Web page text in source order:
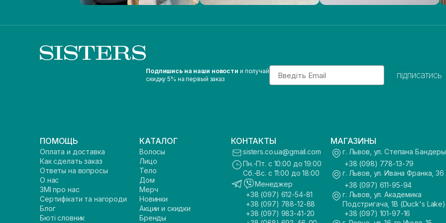
Подпишись на наши новости и получай
скидку 5% на первый заказ
Email
підписатись
ПОМОЩЬ
Оплата и доставка
Как сделать заказ
Ответы на вопросы
О нас
ЗМІ про нас
Сертифікати та нагороди
Блог
Бюті словник
КАТАЛОГ
Волосы
Лицо
Тело
Дом
Мерч
Новинки
Акции и скидки
Бренды
КОНТАКТЫ
sisters.co.ua@gmail.com
Пн.-Пт. с 10:00 до 19:00
Сб.-Вс. с 11:00 до 18:00
Менеджер
+38 (097) 612-54-81
+38 (097) 788-12-88
+38 (097) 983-41-20
МАГАЗИНЫ
г. Львов, ул. Степана
+38 (098) 778-13-79
г. Львов, ул. Ивана Франка, 36
+38 (097) 611-95-94
г. Львов, ул. Академика
Подстригача, 1В (Duck's Lake)
+38 (097) 101-97-16